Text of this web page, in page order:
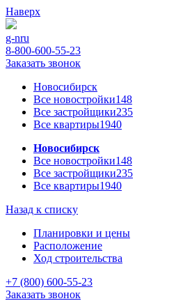
Наверх
g-nru
8-800-600-55-23
Заказать звонок
Новосибирск
Все новостройки148
Все застройщики235
Все квартиры1940
Новосибирск
Все новостройки148
Все застройщики235
Все квартиры1940
Назад к списку
Планировки и цены
Расположение
Ход строительства
+7 (800) 600-55-23
Заказать звонок